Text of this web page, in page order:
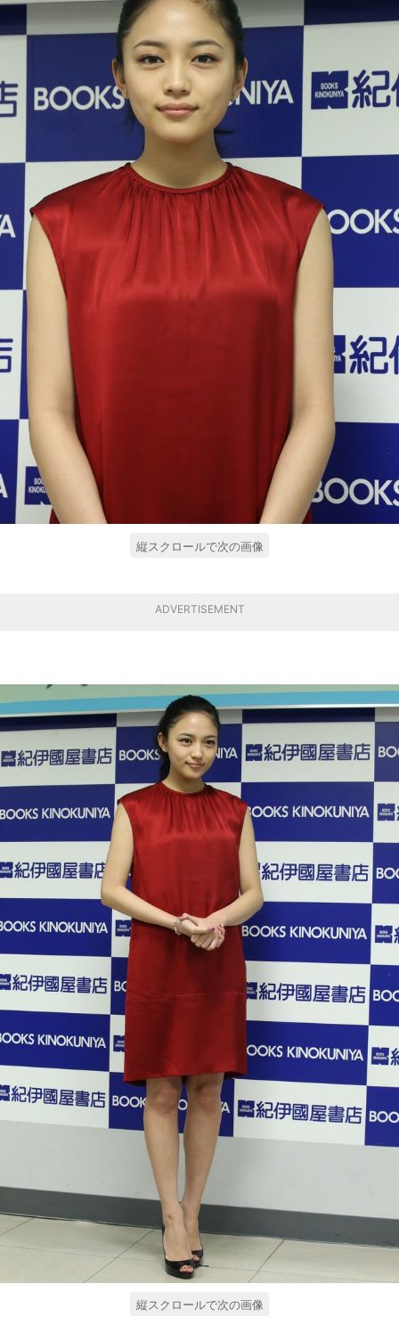
縦スクロールで次の画像
ADVERTISEMENT
縦スクロールで次の画像